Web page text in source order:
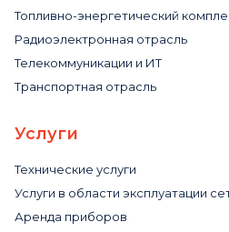
Топливно-энергетический
Радиоэлектронная отрасль
Телекоммуникации и ИТ
Транспортная отрасль
Услуги
Технические услуги
Услуги в области эксплуатации
Аренда приборов